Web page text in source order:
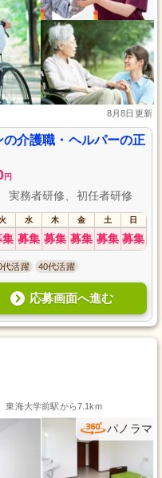
8月8日更新
介護職・ヘルパーの正
円
実務者研修、初任者研修
火 水 木 金 土 日
集 募集 募集 募集 募集 募集
代活躍 40代活躍
応募画面へ進む
東海大学前駅から7.1km
パノラマ